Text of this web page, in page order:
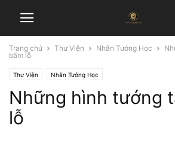
Trang chủ Thư Viện Nhân Tướng Học
bấm lỗ
Thư Viện Nhân Tướng Học
Những hình tướng
lỗ